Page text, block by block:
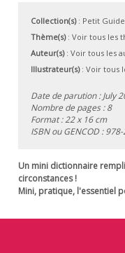
Collection(s): Petit Guide
Thème(s): Voir tous les
Auteur(s): Voir tous les
Illustrateur(s): Voir tous
Date de parution : July
Nombre de pages : 8
Format : 22 x 16 cm
ISBN ou GENCOD :
Un mini dictionnaire
circonstances !
Mini, pratique, l'essentiel